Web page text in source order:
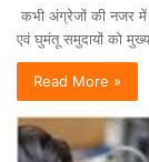
कभी अंग्रेजों की नजर में
एवं घुमंतू समुदायों को
Read More »